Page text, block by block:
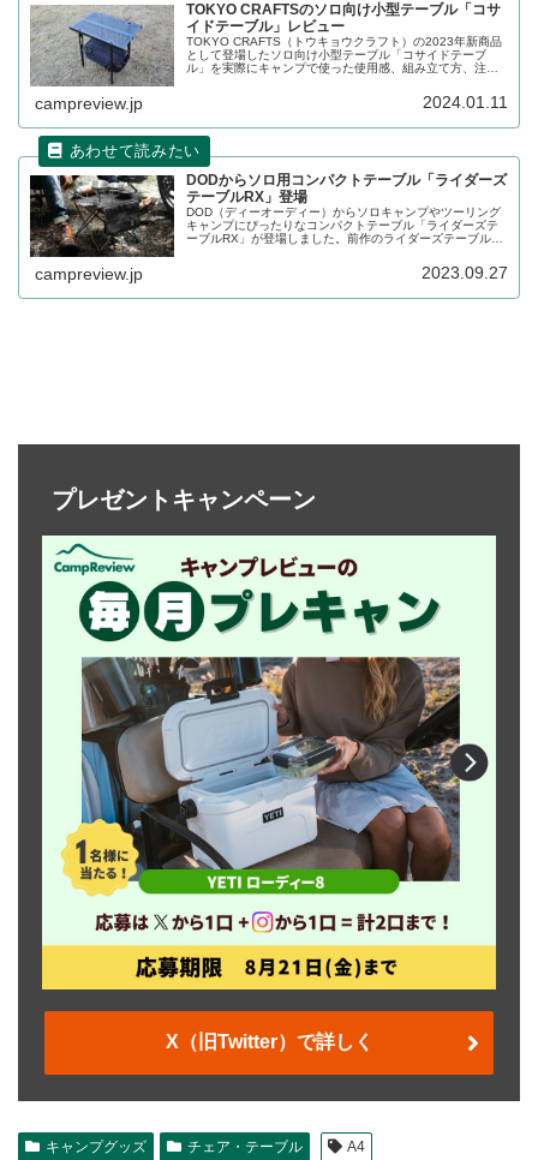
TOKYO CRAFTSのソロ向け小型テーブル「コサ
イドテーブル」レビュー
TOKYO CRAFTS（トウキョウクラフト）の2023年新商品
として登場したソロ向け小型テーブル「コサイドテーブ
ル」を実際にキャンプで使った使用感、組み立て方、注意
campreview.jp 2024.01.11
DODからソロ用コンパクトテーブル「ライダーズ
テーブルRX」登場
DOD（ディーオーディー）からソロキャンプやツーリング
キャンプにぴったりなコンパクトテーブル「ライダーズテ
ーブルRX」が登場しました。前作のライダーズテーブルか
campreview.jp 2023.09.27
プレゼントキャンペーン
X（旧Twitter）で詳しく
キャンプグッズ チェア・テーブル A4